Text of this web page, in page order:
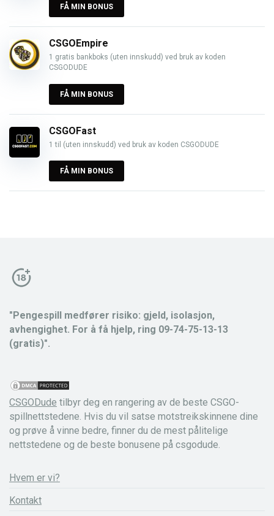
FÅ MIN BONUS
CSGOEmpire
1 gratis bankboks (uten innskudd) ved bruk av koden
CSGODUDE
FÅ MIN BONUS
CSGOFast
1 til (uten innskudd) ved bruk av koden CSGODUDE
FÅ MIN BONUS
"Pengespill medfører risiko: gjeld, isolasjon,
avhengighet. For å få hjelp, ring 09-74-75-13-13
(gratis)".
CSGODude tilbyr deg en rangering av de beste CSGO-
spillnettstedene. Hvis du vil satse motstreikskinnene dine
og prøve å vinne bedre, finner du de mest pålitelige
nettstedene og de beste bonusene på csgodude.
Hvem er vi?
Kontakt